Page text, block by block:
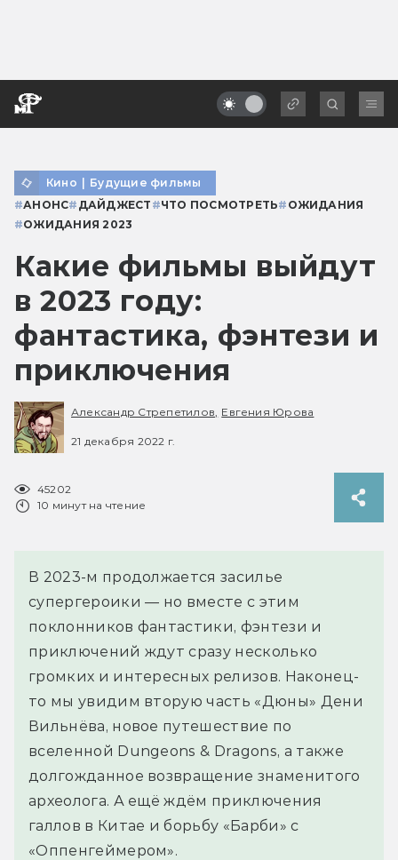
Кино | Будущие фильмы
#АНОНС# ДАЙДЖЕСТ #ЧТО ПОСМОТРЕТЬ# ОЖИДАНИЯ
#ОЖИДАНИЯ 2023
Какие фильмы выйдут
в 2023 году:
фантастика, фэнтези и
приключения
Александр Стрепетилов, Евгения Юрова
21 декабря 2022 г.
45202
10 минут на чтение
В 2023-м продолжается засилье
супергероики — но вместе с этим
поклонников фантастики, фэнтези и
приключений ждут сразу несколько
громких и интересных релизов. Наконец-
то мы увидим вторую часть «Дюны» Дени
Вильнёва, новое путешествие по
вселенной Dungeons & Dragons, а также
долгожданное возвращение знаменитого
археолога. А ещё ждём приключения
галлов в Китае и борьбу «Барби» с
«Оппенгеймером».